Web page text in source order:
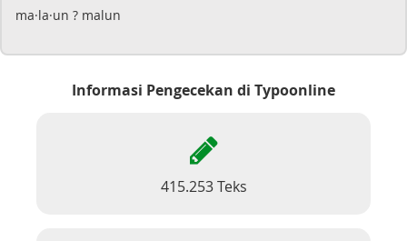
ma·la·un ? malun
Informasi Pengecekan di Typoonline
415.253 Teks